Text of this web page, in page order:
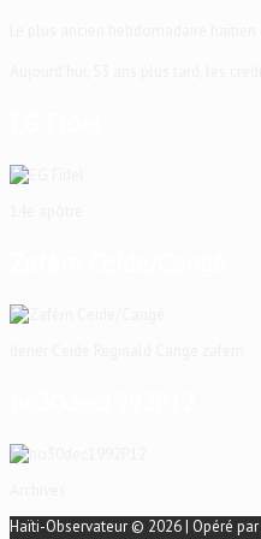
Haïti-Observateur © 2026 | Opéré par